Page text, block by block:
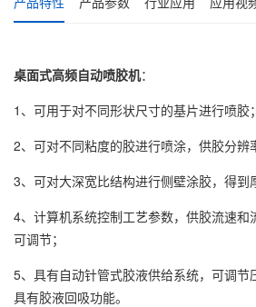
桌面式高频自动喷胶机：
1、可用于对不同形状尺寸的基片进行喷胶；
2、可对不同粘度的胶进行喷涂，供胶分辨
3、可对大深宽比结构进行侧壁涂胶，得到
4、计算机系统控制工艺参数，供胶流速和
可调节；
5、具有自动针管式胶液供给系统，可调节
具有胶液回吸功能。